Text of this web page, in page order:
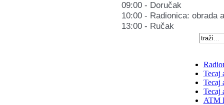
09:00 - Doručak
10:00 - Radionica: obrada
13:00 - Ručak
Tecaj
Tecaj
Tecaj
ATM